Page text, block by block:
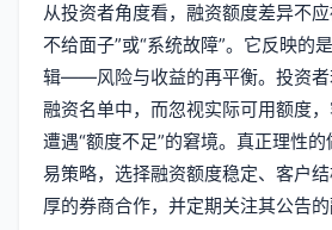
从投资者角度看，融资额度差异不
不给面子”或“系统故障”。它反映的
辑——风险与收益的再平衡。投资者
融资名单中，而忽视实际可用额度
遭遇“额度不足”的窘境。真正理性
易策略，选择融资额度稳定、客户
厚的券商合作，并定期关注其公告的